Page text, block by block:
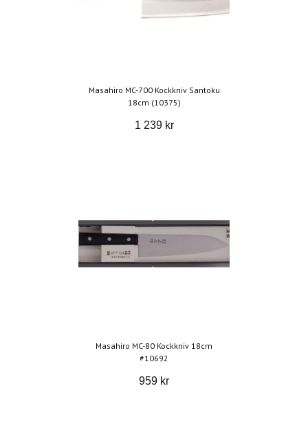
Masahiro MC-700 Kockkniv Santoku
18cm (10375)
1 239 kr
Masahiro MC-80 Kockkniv 18cm
#10692
959 kr